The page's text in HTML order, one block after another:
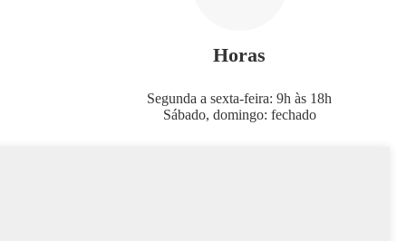
Horas
Segunda a sexta-feira: 9h às 18h
Sábado, domingo: fechado